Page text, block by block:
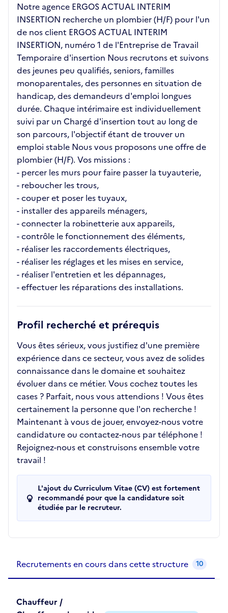
Notre agence ERGOS ACTUAL INTERIM
INSERTION recherche un plombier (H/F) pour l'un
de nos client ERGOS ACTUAL INTERIM
INSERTION, numéro 1 de l'Entreprise de Travail
Temporaire d'insertion Nous recrutons et suivons
des jeunes peu qualifiés, seniors, familles
monoparentales, des personnes en situation de
handicap, des demandeurs d'emploi longues
durée. Chaque intérimaire est individuellement
suivi par un Chargé d'insertion tout au long de
son parcours, l'objectif étant de trouver un
emploi stable Nous vous proposons une offre de
plombier (H/F). Vos missions :
- percer les murs pour faire passer la tuyauterie,
- reboucher les trous,
- couper et poser les tuyaux,
- installer des appareils ménagers,
- connecter la robinetterie aux appareils,
- contrôle le fonctionnement des éléments,
- réaliser les raccordements électriques,
- réaliser les réglages et les mises en service,
- réaliser l'entretien et les dépannages,
- effectuer les réparations des installations.
Profil recherché et prérequis
Vous êtes sérieux, vous justifiez d'une première
expérience dans ce secteur, vous avez de solides
connaissance dans le domaine et souhaitez
évoluer dans ce métier. Vous cochez toutes les
cases ? Parfait, nous vous attendions ! Vous êtes
certainement la personne que l'on recherche !
Maintenant à vous de jouer, envoyez-nous votre
candidature ou contactez-nous par téléphone !
Rejoignez-nous et construisons ensemble votre
travail !
L'ajout du Curriculum Vitae (CV) est fortement
recommandé pour que la candidature soit
étudiée par le recruteur.
Recrutements en cours dans cette structure 10
Chauffeur /